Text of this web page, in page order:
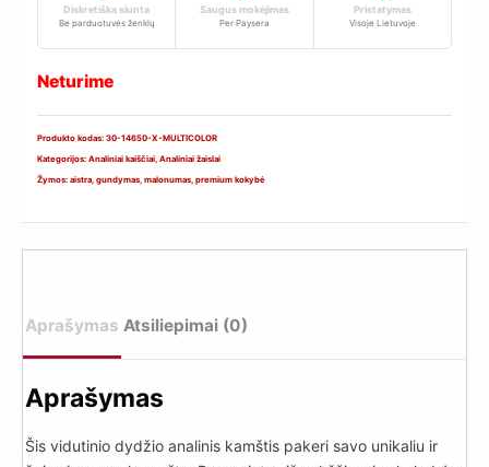
Diskretiška siunta
Be parduotuvės ženklų
Saugus mokėjimas
Per Paysera
Pristatymas
Visoje Lietuvoje
Neturime
Produkto kodas: 30-14650-X-MULTICOLOR
Kategorijos: Analiniai kaiščiai Analiniai žaislai
Žymos: aistra gundymas malonumas premium kokybė
Aprašymas Atsiliepimai (0)
Aprašymas
Šis vidutinio dydžio analinis kamštis pakeri savo unikaliu ir